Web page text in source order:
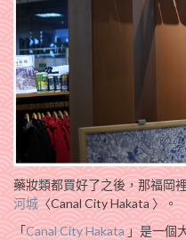
藥妝類都買好了之後，那福岡
河城〈Canal City Hakata 〉。
「Canal City Hakata」是一個